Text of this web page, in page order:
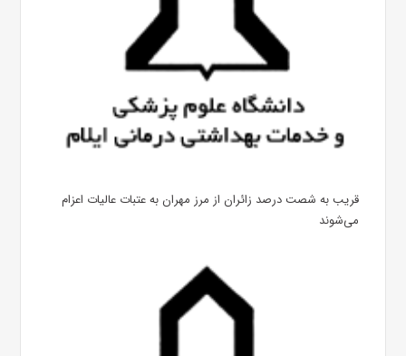
قریب به شصت درصد زائران از مرز مهران به عتبات عالیات اعزام
می‌شوند